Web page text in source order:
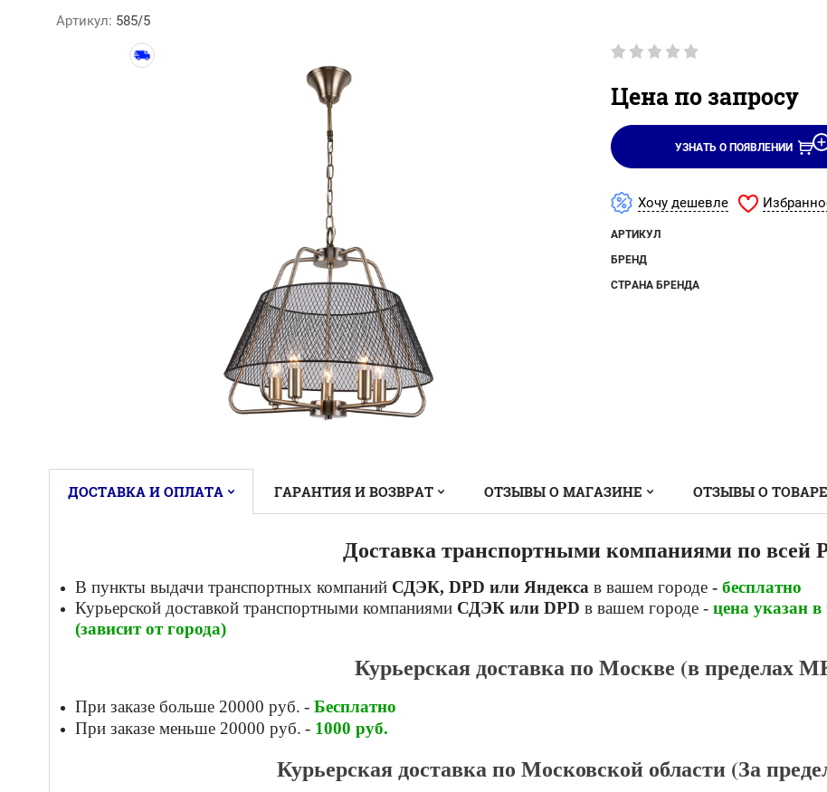
Артикул: 585/5
Цена по запросу
УЗНАТЬ О ПОЯВЛЕНИИ
Хочу дешевле
АРТИКУЛ
БРЕНД
СТРАНА БРЕНДА
ДОСТАВКА И ОПЛАТА ГАРАНТИЯ И ВОЗВРАТ ОТЗЫВЫ О МАГАЗИНЕ ОТЗЫВЫ О ТОВАРЕ
Доставка транспортными компаниями по всей
В пункты выдачи транспортных компаний СДЭК, DPD или Яндекса в вашем городе - бесплатно
Курьерской доставкой транспортными компаниями СДЭК или DPD в вашем городе - цена указан
(зависит от города)
Курьерская доставка по Москве (в пределах
При заказе больше 20000 руб. - Бесплатно
При заказе меньше 20000 руб. - 1000 руб.
Курьерская доставка по Московской области (За